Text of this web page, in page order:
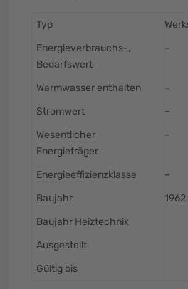
Typ
Energieverbrauchs-,
Bedarfswert
–
Warmwasser enthalten
–
Stromwert
–
Wesentlicher
Energieträger
–
Energieeffizienzklasse
–
Baujahr
1962
Baujahr Heiztechnik
Ausgestellt
Gültig bis